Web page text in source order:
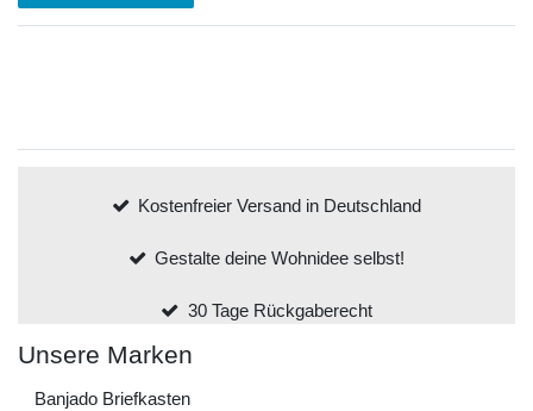
Kostenfreier Versand in Deutschland
Gestalte deine Wohnidee selbst!
30 Tage Rückgaberecht
Unsere Marken
Banjado Briefkasten